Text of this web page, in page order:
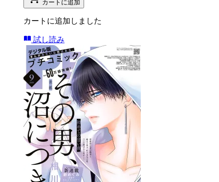
カートに追加
カートに追加しました
試し読み